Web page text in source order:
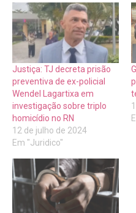
Justiça: TJ decreta prisão
preventiva de ex-policial
Wendel Lagartixa em
investigação sobre triplo
homicídio no RN
12 de julho de 2024
Em "Juridico"